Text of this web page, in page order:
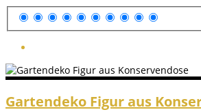
Gartendeko Figur aus